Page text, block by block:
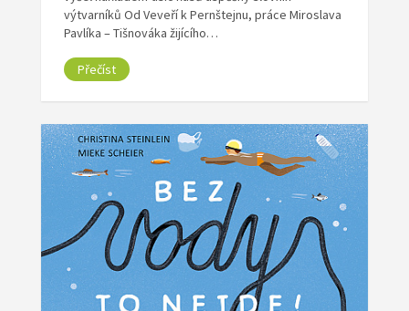
výtvarníků Od Veveří k Pernštejnu, práce Miroslava
Pavlíka – Tišnováka žijícího…
Přečíst